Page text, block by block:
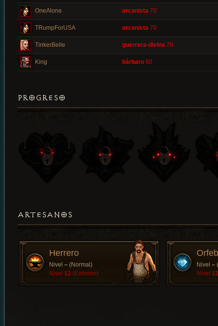
OneAlone arcanista 70
TRumpForUSA arcanista 70
TinkerBelle guerrera-divina 70
King bárbaro 60
PROGRESO
ARTESANOS
Herrero
Nivel – (Normal)
Nivel 12 (Extremo)
Nivel –
Nivel 12